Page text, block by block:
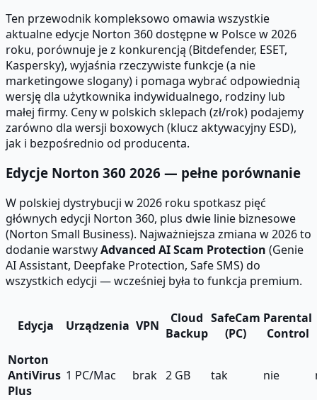
Ten przewodnik kompleksowo omawia wszystkie
aktualne edycje Norton 360 dostępne w Polsce w 2026
roku, porównuje je z konkurencją (Bitdefender, ESET,
Kaspersky), wyjaśnia rzeczywiste funkcje (a nie
marketingowe slogany) i pomaga wybrać odpowiednią
wersję dla użytkownika indywidualnego, rodziny lub
małej firmy. Ceny w polskich sklepach (zł/rok) podajemy
zarówno dla wersji boxowych (klucz aktywacyjny ESD),
jak i bezpośrednio od producenta.
Edycje Norton 360 2026 — pełne porównanie
W polskiej dystrybucji w 2026 roku spotkasz pięć
głównych edycji Norton 360, plus dwie linie biznesowe
(Norton Small Business). Najważniejsza zmiana w 2026 to
dodanie warstwyAdvanced AI Scam Protection (Genie
AI Assistant, Deepfake Protection, Safe SMS) do
wszystkich edycji — wcześniej była to funkcja premium.
Edycja Urządzenia VPN
Cloud
Backup
SafeCam
(PC)
Parental
Control
Norton
AntiVirus
Plus
1 PC/Mac brak 2 GB tak nie